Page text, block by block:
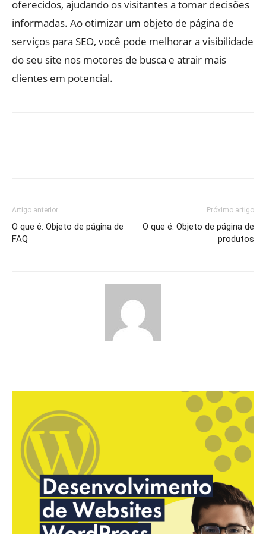
oferecidos, ajudando os visitantes a tomar decisões
informadas. Ao otimizar um objeto de página de
serviços para SEO, você pode melhorar a visibilidade
do seu site nos motores de busca e atrair mais
clientes em potencial.
Artigo anterior
O que é: Objeto de página de
FAQ
Próximo artigo
O que é: Objeto de página de
produtos